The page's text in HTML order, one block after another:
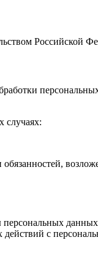
Российской
случаях:
данных
действий с